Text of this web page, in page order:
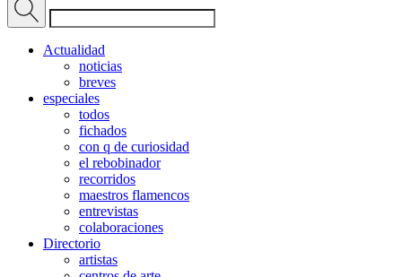
Actualidad
noticias
breves
especiales
todos
fichados
con q de curiosidad
el rebobinador
recorridos
maestros flamencos
entrevistas
colaboraciones
Directorio
artistas